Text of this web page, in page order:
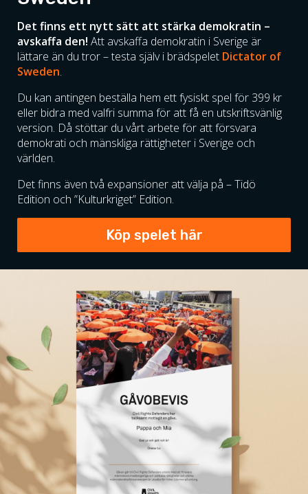
Det finns ett nytt sätt att stärka demokratin –
avskaffa den! Att avskaffa demokratin i Sverige är
lättare än du tror – testa själv i brädspelet Dictator of
Sweden.
Du kan antingen beställa hem ett fysiskt spel för 399 kr
eller bidra med valfri summa för att få en utskriftsvänlig
version. Då stöttar du vårt arbete för att försvara
demokrati och mänskliga rättigheter i Sverige och
världen.
Det finns även två expansioner att välja på – Tidö
Edition och ”Kulturkriget” Edition.
Köp spelet här